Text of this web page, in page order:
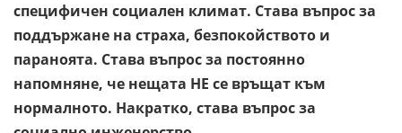
специфичен социален климат. Става въпрос за
поддържане на страха, безпокойството и
параноята. Става въпрос за постоянно
напомняне, че нещата НЕ се връщат към
нормалното. Накратко, става въпрос за